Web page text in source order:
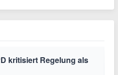
kritisiert Regelung als